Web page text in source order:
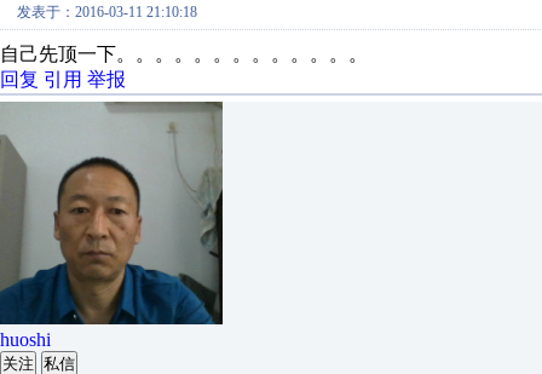
发表于：2016-03-11 21:10:18
自己先顶一下。。。。。。。。。。。。。
回复 引用 举报
huoshi
关注 私信